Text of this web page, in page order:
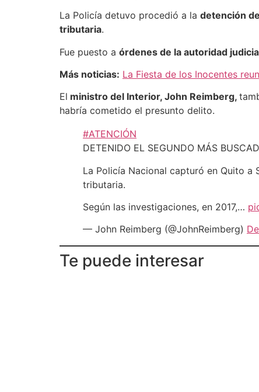
La Policía detuvo procedió a la detención
tributaria.
Fue puesto a órdenes de la autoridad
Más noticias: La Fiesta de los Inocentes
El ministro del Interior, John Reimberg,
habría cometido el presunto delito.
#ATENCIÓN
DETENIDO EL SEGUNDO MÁS
La Policía Nacional capturó en Quito a
tributaria.
Según las investigaciones, en 2017,…
— John Reimberg (@JohnReimberg)
Te puede interesar